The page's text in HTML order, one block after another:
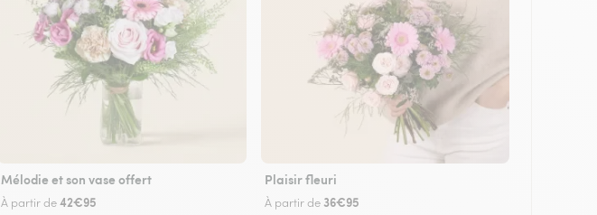
Mélodie et son vase offert
À partir de42€95
Plaisir fleuri
À partir de 36€95